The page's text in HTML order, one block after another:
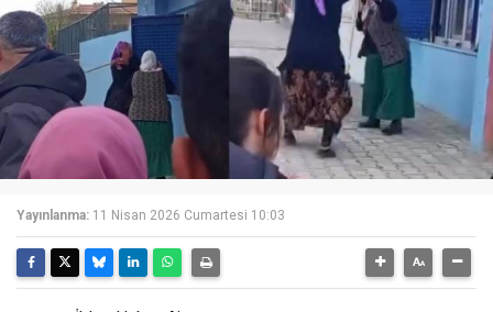
Yayınlanma: 11 Nisan 2026 Cumartesi 10:03